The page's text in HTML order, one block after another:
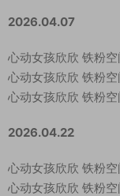
2026.04.07
心动女孩欣欣 铁粉
心动女孩欣欣 铁粉
心动女孩欣欣 铁粉
2026.04.22
心动女孩欣欣 铁粉
心动女孩欣欣 铁粉